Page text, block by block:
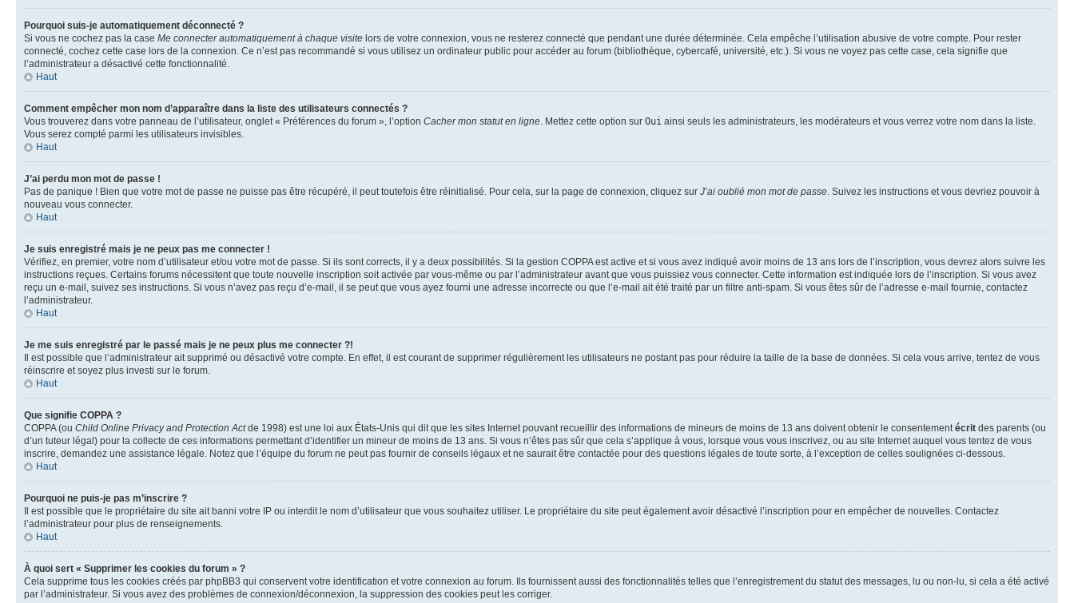
Pourquoi suis-je automatiquement déconnecté ?
Si vous ne cochez pas la case Me connecter automatiquement à chaque visite lors de votre connexion, vous ne resterez connecté que pendant une durée déterminée. Cela empêche l’utilisation abusive de votre compte. Pour rester
connecté, cochez cette case lors de la connexion. Ce n’est pas recommandé si vous utilisez un ordinateur public pour accéder au forum (bibliothèque, cybercafé, université, etc.). Si vous ne voyez pas cette case, cela signifie que
l’administrateur a désactivé cette fonctionnalité.
Haut
Comment empêcher mon nom d’apparaître dans la liste des utilisateurs connectés ?
Vous trouverez dans votre panneau de l’utilisateur, onglet « Préférences du forum », l’option Cacher mon statut en ligne . Mettez cette option sur Oui ainsi seuls les administrateurs, les modérateurs et vous verrez votre nom dans la liste.
Vous serez compté parmi les utilisateurs invisibles.
Haut
J’ai perdu mon mot de passe !
Pas de panique ! Bien que votre mot de passe ne puisse pas être récupéré, il peut toutefois être réinitialisé. Pour cela, sur la page de connexion, cliquez sur J’ai oublié mon mot de passe . Suivez les instructions et vous devriez pouvoir à
nouveau vous connecter.
Haut
Je suis enregistré mais je ne peux pas me connecter !
Vérifiez, en premier, votre nom d’utilisateur et/ou votre mot de passe. Si ils sont corrects, il y a deux possibilités. Si la gestion COPPA est active et si vous avez indiqué avoir moins de 13 ans lors de l’inscription, vous devrez alors suivre les
instructions reçues. Certains forums nécessitent que toute nouvelle inscription soit activée par vous-même ou par l’administrateur avant que vous puissiez vous connecter. Cette information est indiquée lors de l’inscription. Si vous avez
reçu un e-mail, suivez ses instructions. Si vous n’avez pas reçu d’e-mail, il se peut que vous ayez fourni une adresse incorrecte ou que l’e-mail ait été traité par un filtre anti-spam. Si vous êtes sûr de l’adresse e-mail fournie, contactez
l’administrateur.
Haut
Je me suis enregistré par le passé mais je ne peux plus me connecter ?!
Il est possible que l’administrateur ait supprimé ou désactivé votre compte. En effet, il est courant de supprimer régulièrement les utilisateurs ne postant pas pour réduire la taille de la base de données. Si cela vous arrive, tentez de vous
réinscrire et soyez plus investi sur le forum.
Haut
Que signifie COPPA ?
COPPA (ou Child Online Privacy and Protection Actde 1998) est une loi aux États-Unis qui dit que les sites Internet pouvant recueillir des informations de mineurs de moins de 13 ans doivent obtenir le consentement écrit des parents (ou
d’un tuteur légal) pour la collecte de ces informations permettant d’identifier un mineur de moins de 13 ans. Si vous n’êtes pas sûr que cela s’applique à vous, lorsque vous vous inscrivez, ou au site Internet auquel vous tentez de vous
inscrire, demandez une assistance légale. Notez que l’équipe du forum ne peut pas fournir de conseils légaux et ne saurait être contactée pour des questions légales de toute sorte, à l’exception de celles soulignées ci-dessous.
Haut
Pourquoi ne puis-je pas m’inscrire ?
Il est possible que le propriétaire du site ait banni votre IP ou interdit le nom d’utilisateur que vous souhaitez utiliser. Le propriétaire du site peut également avoir désactivé l’inscription pour en empêcher de nouvelles. Contactez
l’administrateur pour plus de renseignements.
Haut
À quoi sert « Supprimer les cookies du forum » ?
Cela supprime tous les cookies créés par phpBB3 qui conservent votre identification et votre connexion au forum. Ils fournissent aussi des fonctionnalités telles que l’enregistrement du statut des messages, lu ou non-lu, si cela a été activé
par l’administrateur. Si vous avez des problèmes de connexion/déconnexion, la suppression des cookies peut les corriger.